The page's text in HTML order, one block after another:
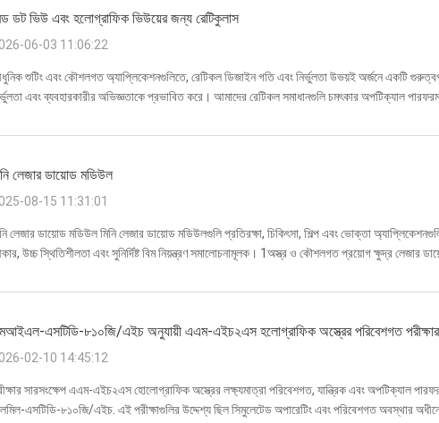
ডট ভিউ এবং হলোগ্রাফিক ভিউয়ের জন্য রেটিকুলাস
06-03 11:06:22
শুটিং এবং কৌশলগত অ্যাপ্লিকেশনগুলিতে, রেটিকল ডিজাইন গতি এবং নির্ভুলতা উভয়ই অর্জনে একটি
এবং ব্যবহারকারীর অভিজ্ঞতাকে প্রভাবিত করে। আমাদের রেটিকল সমাধানগুলি চমৎকার অপটিক্যাল
লেজার ডায়োড মডিউল
08-15 11:31:01
লেজার ডায়োড মডিউল মিনি লেজার ডায়োড মডিউলগুলি প্রতিরক্ষা, চিকিৎসা, শিল্প এবং ভোক্তা
উচ্চ স্থিতিশীলতা এবং সুনির্দিষ্ট বিম নিয়ন্ত্রণ সমালোচনামূলক। 1অস্ত্র ও কৌশলগত প্রয়োগ ক্ষুদ্র লেজার
এসটিডি-৮১০জি/এইচ অনুযায়ী এএম-এইচ২এস হলোগ্রাফিক অস্ত্রের পরিবেশগত
02-10 14:45:12
সারসংক্ষেপ এএম-এইচ২এস হোলোগ্রাফিক অস্ত্রের লক্ষ্যমাত্রা পরিবেশগত, যান্ত্রিক এবং অপটিক্যাল
এসটিডি-৮১০জি/এইচ. এই পরীক্ষাগুলির উদ্দেশ্য ছিল সিমুলেটেড অপারেটিং এবং পরিবেশগত অবস্থার